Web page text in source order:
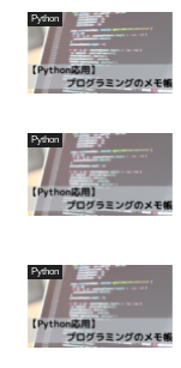
Python
Python
Python